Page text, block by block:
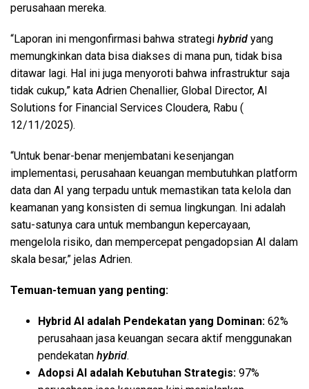
perusahaan mereka.
“Laporan ini mengonfirmasi bahwa strategi hybrid yang
memungkinkan data bisa diakses di mana pun, tidak bisa
ditawar lagi. Hal ini juga menyoroti bahwa infrastruktur saja
tidak cukup,” kata Adrien Chenallier, Global Director, AI
Solutions for Financial Services Cloudera, Rabu (
12/11/2025).
“Untuk benar-benar menjembatani kesenjangan
implementasi, perusahaan keuangan membutuhkan platform
data dan AI yang terpadu untuk memastikan tata kelola dan
keamanan yang konsisten di semua lingkungan. Ini adalah
satu-satunya cara untuk membangun kepercayaan,
mengelola risiko, dan mempercepat pengadopsian AI dalam
skala besar,” jelas Adrien.
Temuan-temuan yang penting:
Hybrid AI adalah Pendekatan yang Dominan: 62%
perusahaan jasa keuangan secara aktif menggunakan
pendekatan hybrid.
Adopsi AI adalah Kebutuhan Strategis: 97%